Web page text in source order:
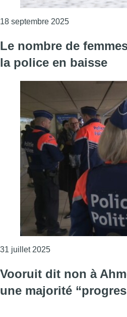
18 septembre 2025Consulter
Le nombre de
la police en baisse
31 juillet 2025Consulter l'article
Vooruit dit non à
une majorité